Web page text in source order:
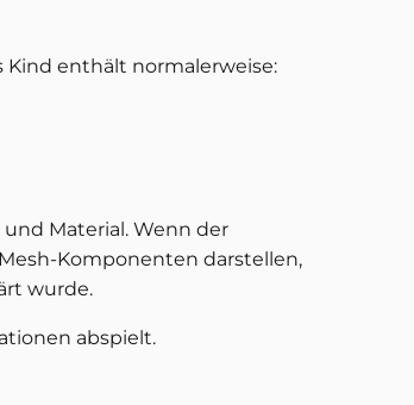
Kind enthält normalerweise:
Material. Wenn der
Komponenten darstellen,
wurde.
abspielt.